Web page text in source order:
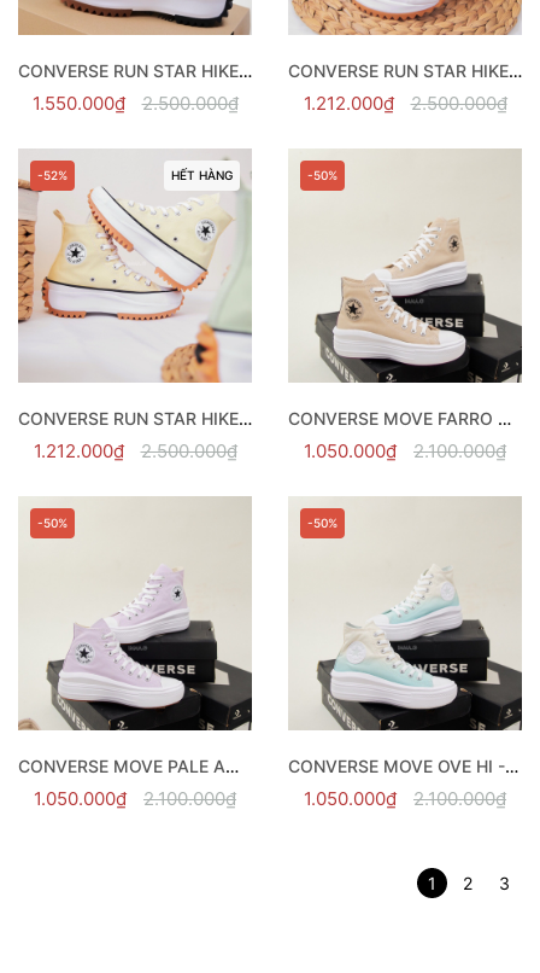
CONVERSE RUN STAR HIKE WHITE LOW - 168817C
1.550.000₫ 2.500.000₫
CONVERSE RUN STAR HIKE OLIVE AURA - A00552C
1.212.000₫ 2.500.000₫
-52% HẾT HÀNG
CONVERSE RUN STAR HIKE LEMON DROP - A02132C
1.212.000₫ 2.500.000₫
-50%
CONVERSE MOVE FARRO HI - 568794C
1.050.000₫ 2.100.000₫
-50%
CONVERSE MOVE PALE AMETHYST HI - 572722C
1.050.000₫ 2.100.000₫
-50%
CONVERSE MOVE OVE HI - 572898C
1.050.000₫ 2.100.000₫
1 2 3